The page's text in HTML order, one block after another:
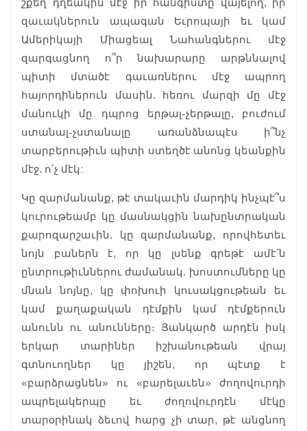
զաւակներուն ապագան Եւրոպայի եւ կամ
Ամերիկայի Միացեալ Նահանգներու մէջ
զարգացնող ո՞ր նախարարը արթննալով
պիտի մտածէ գաւառներու մէջ ապրող
հայորդիներուն մասին. հեռու մարզի մը մէջ
մանուկի մը դպրոց երթալ-չերթալը, բուժում
ստանալ-չստանալը առանձնապէս ի՞նչ
տարբերութիւն պիտի ստեղծէ անոնց կեանքին
մէջ. ո՛չ մէկ:
Կը զարմանանք, թէ տակաւին մարդիկ ինչպէ՞ս
կուրութեամբ կը մասնակցին նախընտրական
քարոզարշաւին. կը զարմանանք, որովհետեւ
նոյն բաներն է, որ կը լսենք գրեթէ ամէ՛ն
ընտրութիւններու ժամանակ. խոստումները կը
մնան նոյնը, կը փոխուի կուսակցութեան եւ
կամ քաղաքական դէմքին կամ դէմքերուն
անունն ու անունները։ Յանկարծ արդէն իսկ
երկար տարիներ իշխանութեան վրայ
գտնուողներ կը յիշեն, որ պէտք է
«բարձրացնեն» ու «բարելաւեն» ժողովուրդի
ապրելակերպը եւ ժողովուրդէն մէկը
տարօրինակ ձեւով հարց չի տար, թէ անցնող